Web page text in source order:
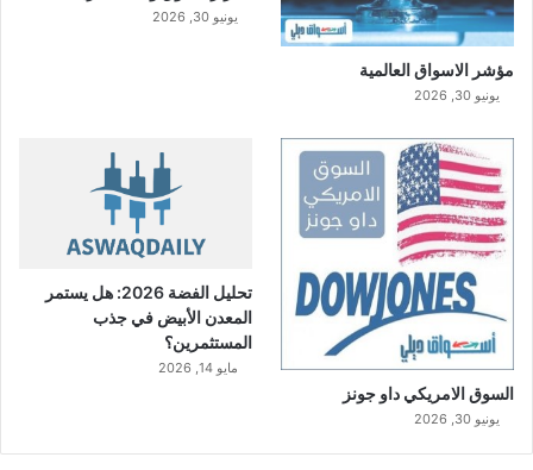
مؤشر الاسواق العالمية
يونيو 30, 2026
يونيو 30, 2026
السوق الامريكي داو جونز
يونيو 30, 2026
تحليل الفضة 2026: هل يستمر
المعدن الأبيض في جذب
المستثمرين؟
مايو 14, 2026